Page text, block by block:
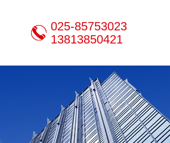
025-85753023
13813850421